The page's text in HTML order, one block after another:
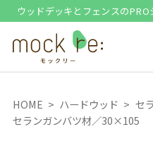
ウッドデッキとフェンスの
HOME ハードウッド
セ
セランガンバツ材／30×105